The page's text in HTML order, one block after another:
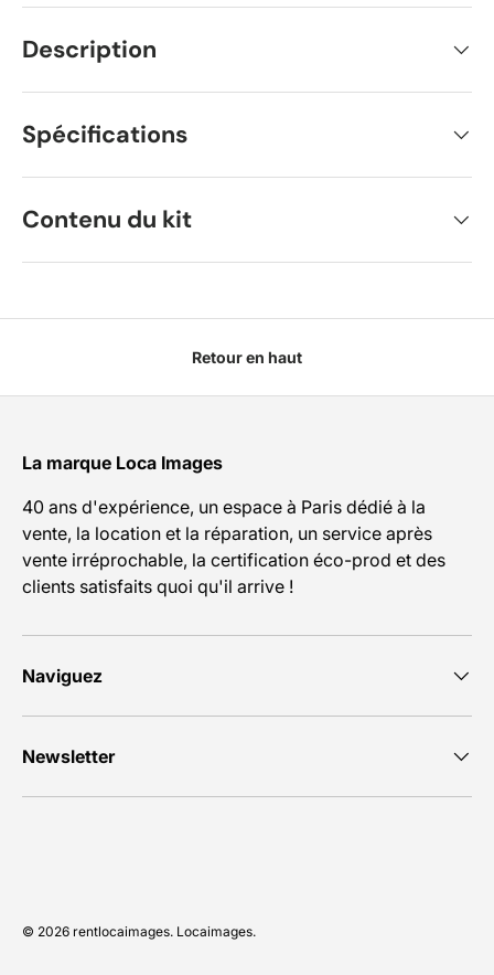
Description
Spécifications
Contenu du kit
Retour en haut
La marque Loca Images
40 ans d'expérience, un espace à Paris dédié à la
vente, la location et la réparation, un service après
vente irréprochable, la certification éco-prod et des
clients satisfaits quoi qu'il arrive !
Naviguez
Newsletter
© 2026 rentlocaimages. Locaimages.